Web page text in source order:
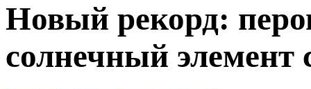
Новый рекорд:
солнечный